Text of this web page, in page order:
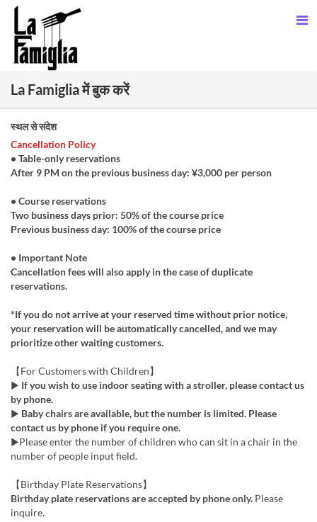
La Famiglia में बुक करें
स्थल से संदेश
Cancellation Policy
• Table-only reservations
After 9 PM on the previous business day: ¥3,000 per person
• Course reservations
Two business days prior: 50% of the course price
Previous business day: 100% of the course price
• Important Note
Cancellation fees will also apply in the case of duplicate
reservations.
*If you do not arrive at your reserved time without prior notice,
your reservation will be automatically cancelled, and we may
prioritize other waiting customers.
【For Customers with Children】
▶ If you wish to use indoor seating with a stroller, please contact us
by phone.
▶ Baby chairs are available, but the number is limited. Please
contact us by phone if you require one.
▶Please enter the number of children who can sit in a chair in the
number of people input field.
【Birthday Plate Reservations】
Birthday plate reservations are accepted by phone only. Please
inquire.